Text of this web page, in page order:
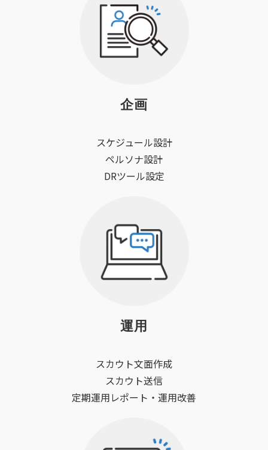
企画
スケジュール設計
ペルソナ設計
DRツール設定
運用
スカウト文面作成
スカウト送信
定期運用レポート・運用改善